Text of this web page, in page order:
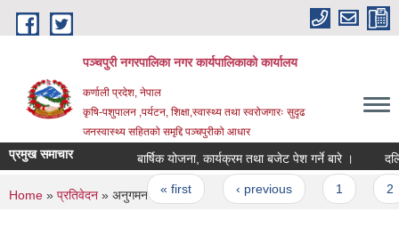
Skip to main content
पञ्चपुरी नगरपालिका नगर कार्यपालिकाको कार्यालय
कर्णाली प्रदेश, नेपाल
कृषि-पशुपालन ,पर्यटन, शिक्षा,स्वास्थ्य तथा स्वरोजगारः सुदृढ
जनस्वास्थ्य सहितको समृद्दि पञ्चपुरीको आधार
प्रमुख समाचार बार्षिक योजना, कार्यक्रम तथा बजेट पेश गर्ने बारे । दलित
Pages
« first ‹ previous
You are here
Home » प्रतिवेदन » अनुगमन प्रतिवेदन